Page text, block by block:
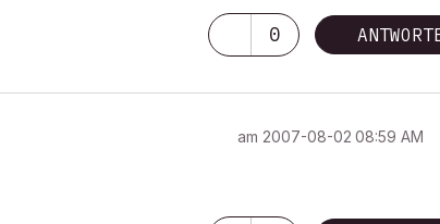
0
am ‎2007-08-02 08:59 AM